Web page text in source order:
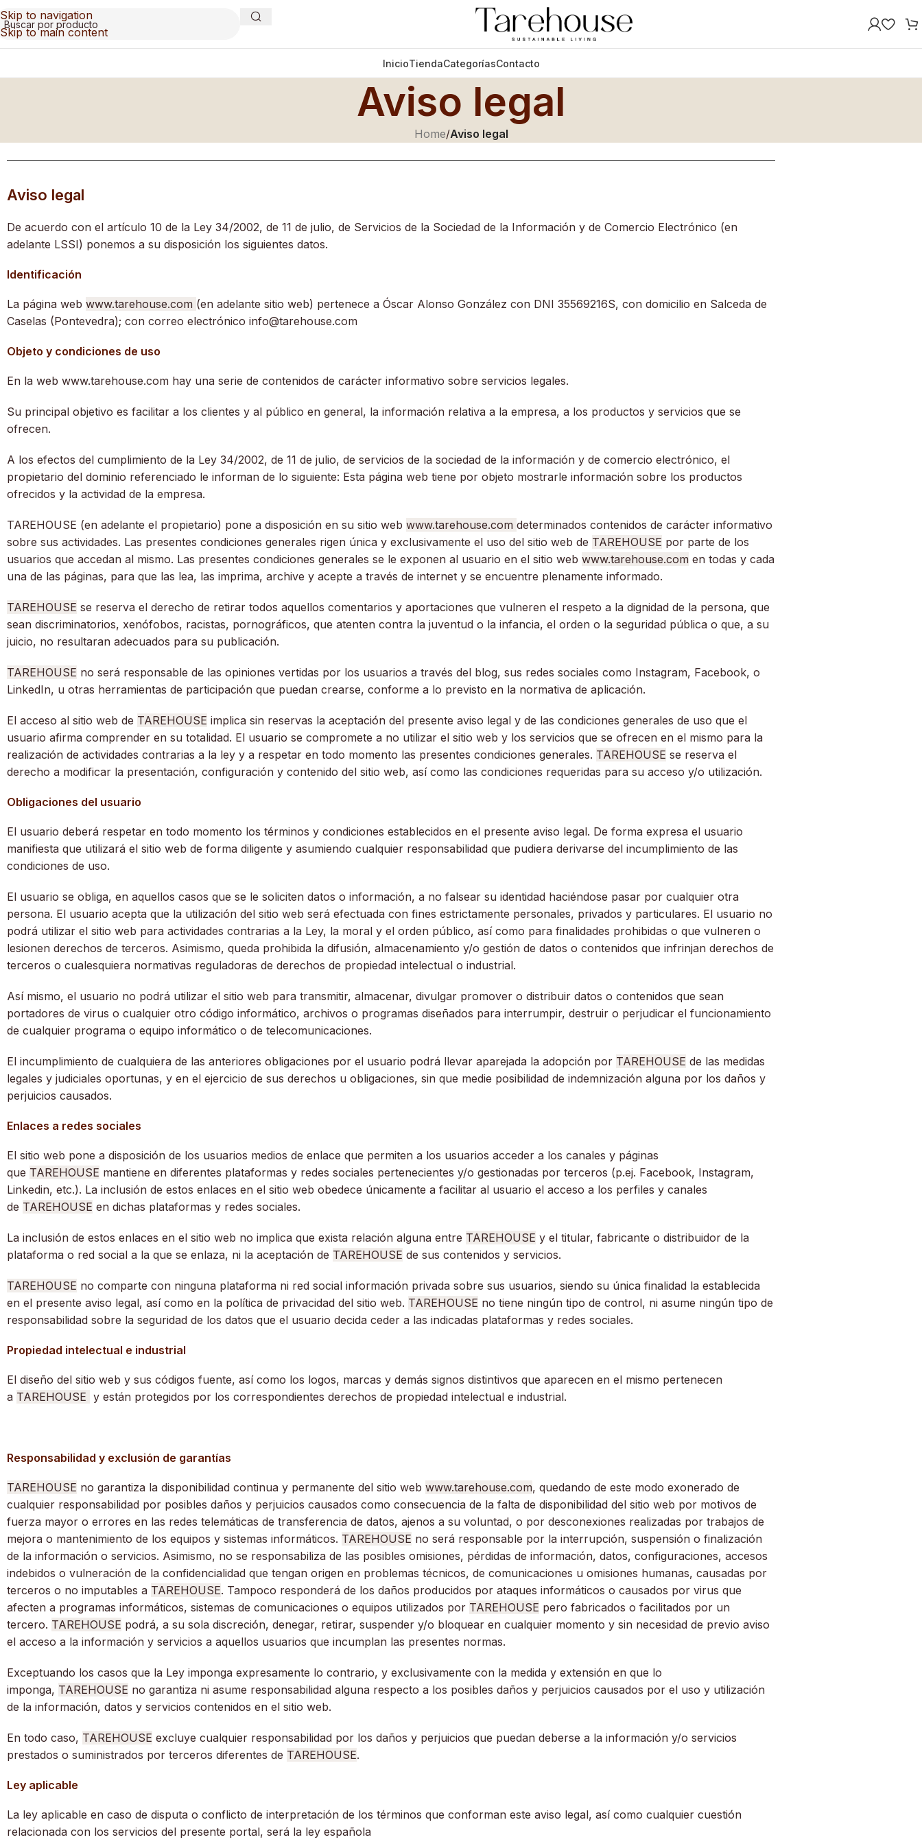
Skip to navigation
Skip to main content
InicioTiendaCategoríasContacto
Aviso legal
Home/Aviso legal
Aviso legal
De acuerdo con el artículo 10 de la Ley 34/2002, de 11 de julio, de Servicios de la Sociedad de la Información y de Comercio Electrónico (en
adelante LSSI) ponemos a su disposición los siguientes datos.
Identificación
La página web www.tarehouse.com (en adelante sitio web) pertenece a Óscar Alonso González con DNI 35569216S, con domicilio en Salceda de
Caselas (Pontevedra); con correo electrónico info@tarehouse.com
Objeto y condiciones de uso
En la web www.tarehouse.com hay una serie de contenidos de carácter informativo sobre servicios legales.
Su principal objetivo es facilitar a los clientes y al público en general, la información relativa a la empresa, a los productos y servicios que se
ofrecen.
A los efectos del cumplimiento de la Ley 34/2002, de 11 de julio, de servicios de la sociedad de la información y de comercio electrónico, el
propietario del dominio referenciado le informan de lo siguiente: Esta página web tiene por objeto mostrarle información sobre los productos
ofrecidos y la actividad de la empresa.
TAREHOUSE (en adelante el propietario) pone a disposición en su sitio web www.tarehouse.com determinados contenidos de carácter informativo
sobre sus actividades. Las presentes condiciones generales rigen única y exclusivamente el uso del sitio web de TAREHOUSE por parte de los
usuarios que accedan al mismo. Las presentes condiciones generales se le exponen al usuario en el sitio web www.tarehouse.com en todas y cada
una de las páginas, para que las lea, las imprima, archive y acepte a través de internet y se encuentre plenamente informado.
TAREHOUSE se reserva el derecho de retirar todos aquellos comentarios y aportaciones que vulneren el respeto a la dignidad de la persona, que
sean discriminatorios, xenófobos, racistas, pornográficos, que atenten contra la juventud o la infancia, el orden o la seguridad pública o que, a su
juicio, no resultaran adecuados para su publicación.
TAREHOUSE no será responsable de las opiniones vertidas por los usuarios a través del blog, sus redes sociales como Instagram, Facebook, o
LinkedIn, u otras herramientas de participación que puedan crearse, conforme a lo previsto en la normativa de aplicación.
El acceso al sitio web de TAREHOUSE implica sin reservas la aceptación del presente aviso legal y de las condiciones generales de uso que el
usuario afirma comprender en su totalidad. El usuario se compromete a no utilizar el sitio web y los servicios que se ofrecen en el mismo para la
realización de actividades contrarias a la ley y a respetar en todo momento las presentes condiciones generales. TAREHOUSE se reserva el
derecho a modificar la presentación, configuración y contenido del sitio web, así como las condiciones requeridas para su acceso y/o utilización.
Obligaciones del usuario
El usuario deberá respetar en todo momento los términos y condiciones establecidos en el presente aviso legal. De forma expresa el usuario
manifiesta que utilizará el sitio web de forma diligente y asumiendo cualquier responsabilidad que pudiera derivarse del incumplimiento de las
condiciones de uso.
El usuario se obliga, en aquellos casos que se le soliciten datos o información, a no falsear su identidad haciéndose pasar por cualquier otra
persona. El usuario acepta que la utilización del sitio web será efectuada con fines estrictamente personales, privados y particulares. El usuario no
podrá utilizar el sitio web para actividades contrarias a la Ley, la moral y el orden público, así como para finalidades prohibidas o que vulneren o
lesionen derechos de terceros. Asimismo, queda prohibida la difusión, almacenamiento y/o gestión de datos o contenidos que infrinjan derechos de
terceros o cualesquiera normativas reguladoras de derechos de propiedad intelectual o industrial.
Así mismo, el usuario no podrá utilizar el sitio web para transmitir, almacenar, divulgar promover o distribuir datos o contenidos que sean
portadores de virus o cualquier otro código informático, archivos o programas diseñados para interrumpir, destruir o perjudicar el funcionamiento
de cualquier programa o equipo informático o de telecomunicaciones.
El incumplimiento de cualquiera de las anteriores obligaciones por el usuario podrá llevar aparejada la adopción por TAREHOUSE de las medidas
legales y judiciales oportunas, y en el ejercicio de sus derechos u obligaciones, sin que medie posibilidad de indemnización alguna por los daños y
perjuicios causados.
Enlaces a redes sociales
El sitio web pone a disposición de los usuarios medios de enlace que permiten a los usuarios acceder a los canales y páginas
que TAREHOUSE mantiene en diferentes plataformas y redes sociales pertenecientes y/o gestionadas por terceros (p.ej. Facebook, Instagram,
Linkedin, etc.). La inclusión de estos enlaces en el sitio web obedece únicamente a facilitar al usuario el acceso a los perfiles y canales
de TAREHOUSE en dichas plataformas y redes sociales.
La inclusión de estos enlaces en el sitio web no implica que exista relación alguna entre TAREHOUSE y el titular, fabricante o distribuidor de la
plataforma o red social a la que se enlaza, ni la aceptación de TAREHOUSE de sus contenidos y servicios.
TAREHOUSE no comparte con ninguna plataforma ni red social información privada sobre sus usuarios, siendo su única finalidad la establecida
en el presente aviso legal, así como en la política de privacidad del sitio web. TAREHOUSE no tiene ningún tipo de control, ni asume ningún tipo de
responsabilidad sobre la seguridad de los datos que el usuario decida ceder a las indicadas plataformas y redes sociales.
Propiedad intelectual e industrial
El diseño del sitio web y sus códigos fuente, así como los logos, marcas y demás signos distintivos que aparecen en el mismo pertenecen
a TAREHOUSE y están protegidos por los correspondientes derechos de propiedad intelectual e industrial.
Responsabilidad y exclusión de garantías
TAREHOUSE no garantiza la disponibilidad continua y permanente del sitio web www.tarehouse.com, quedando de este modo exonerado de
cualquier responsabilidad por posibles daños y perjuicios causados como consecuencia de la falta de disponibilidad del sitio web por motivos de
fuerza mayor o errores en las redes telemáticas de transferencia de datos, ajenos a su voluntad, o por desconexiones realizadas por trabajos de
mejora o mantenimiento de los equipos y sistemas informáticos. TAREHOUSE no será responsable por la interrupción, suspensión o finalización
de la información o servicios. Asimismo, no se responsabiliza de las posibles omisiones, pérdidas de información, datos, configuraciones, accesos
indebidos o vulneración de la confidencialidad que tengan origen en problemas técnicos, de comunicaciones u omisiones humanas, causadas por
terceros o no imputables a TAREHOUSE. Tampoco responderá de los daños producidos por ataques informáticos o causados por virus que
afecten a programas informáticos, sistemas de comunicaciones o equipos utilizados por TAREHOUSE pero fabricados o facilitados por un
tercero. TAREHOUSE podrá, a su sola discreción, denegar, retirar, suspender y/o bloquear en cualquier momento y sin necesidad de previo aviso
el acceso a la información y servicios a aquellos usuarios que incumplan las presentes normas.
Exceptuando los casos que la Ley imponga expresamente lo contrario, y exclusivamente con la medida y extensión en que lo
imponga, TAREHOUSE no garantiza ni asume responsabilidad alguna respecto a los posibles daños y perjuicios causados por el uso y utilización
de la información, datos y servicios contenidos en el sitio web.
En todo caso, TAREHOUSE excluye cualquier responsabilidad por los daños y perjuicios que puedan deberse a la información y/o servicios
prestados o suministrados por terceros diferentes de TAREHOUSE.
Ley aplicable
La ley aplicable en caso de disputa o conflicto de interpretación de los términos que conforman este aviso legal, así como cualquier cuestión
relacionada con los servicios del presente portal, será la ley española